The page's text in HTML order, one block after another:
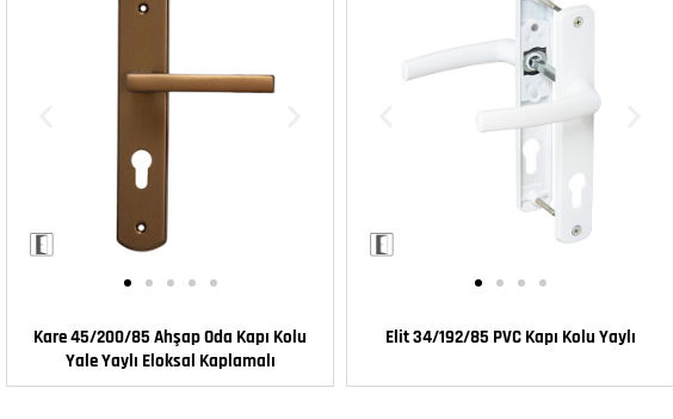
Kare 45/200/85 Ahşap Oda Kapı Kolu
Yale Yaylı Eloksal Kaplamalı
Elit 34/192/85 PVC Kapı Kolu Yaylı